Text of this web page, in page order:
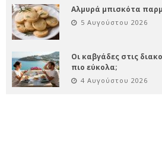
Αλμυρά μπισκότα
5 Αυγούστου 2026
Οι καβγάδες στις
πιο εύκολα;
4 Αυγούστου 2026